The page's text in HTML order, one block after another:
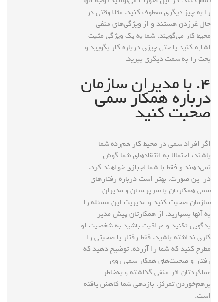
را به چیز دیگری معطوف کنید. مثلا وقتی در
حال غرزدن هستند و از ویژگی‌های منفی
محیط کار می‌گویند، شما به یک ویژگی مثبت
اشاره کنید یا حتی چیزی درباره کار بگویید و
بحث را به سمت دیگری ببرید.
۴. با مدیران سازمان
درباره همکار سمی
صحبت کنید
اگر افراد سمی در محیط کار هم‌رده شما
باشند، احتمالا به انتقادهای شما گوش
نمی‌دهند و فقط با شما لجبازی خواهند کرد.
در این صورت، بهتر است درباره رفتارهای
سمی همکارتان با سرپرستان و مدیران
سازمان صحبت کنید و مدیریت این مسئله را
به آنها بسپارید. از همکارتان پیش مدیر
بدگویی نکنید و مراقبت باشید به شخصیت او
کاری نداشته باشید. فقط رفتار یا صحبتی را
مطرح کنید که شما را آزرده. توضیح دهید که
رفتار و صحبت‌های همکار سمی روی
عملکردتان اثر منفی گذاشته و به‌خاطر
برهم‌خوردن تمرکز، بازدهی شما کاهش یافته
است.